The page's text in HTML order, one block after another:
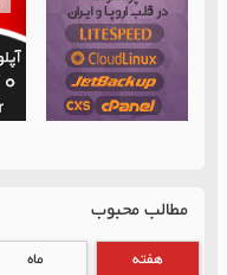
مطالب محبوب
هفته ماه